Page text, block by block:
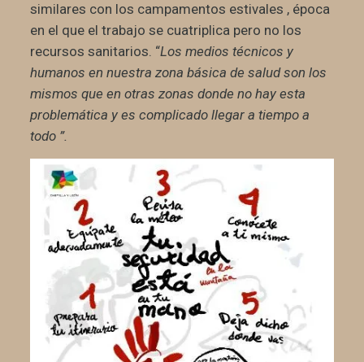
similares con los campamentos estivales , época
en el que el trabajo se cuatriplica pero no los
recursos sanitarios. “Los medios técnicos y
humanos en nuestra zona básica de salud son los
mismos que en otras zonas donde no hay esta
problemática y es complicado llegar a tiempo a
todo ”.